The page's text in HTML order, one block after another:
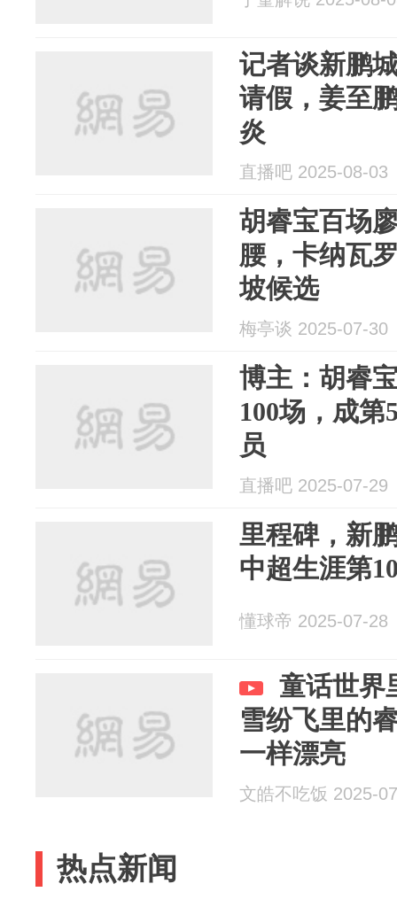
记者谈新鹏
请假，姜至
炎
直播吧 2025-08-03
胡睿宝百场
腰，卡纳瓦
坡候选
梅亭谈 2025-07-30
博主：胡睿
100场，成第
员
直播吧 2025-07-29
里程碑，新
中超生涯第
懂球帝 2025-07-28
童话世界
雪纷飞里的
一样漂亮
文皓不吃饭 2025-
热点新闻